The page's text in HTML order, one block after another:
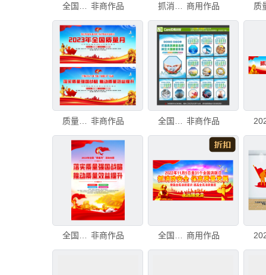
非商作品 商用作品 质
非商作品 非商作品
全国质量宣传月海报 非商作品 全国消防日 商用作品